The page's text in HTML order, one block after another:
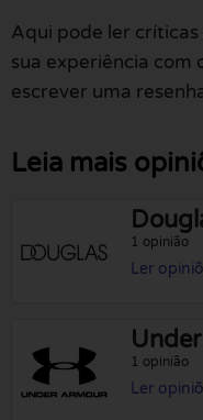
Aqui pode ler
sua experiência com
escrever uma
Leia mais
1 opinião
Ler
1 opinião
Ler